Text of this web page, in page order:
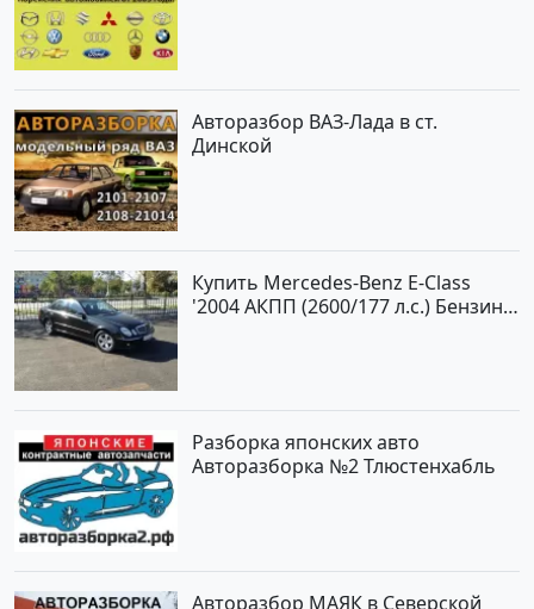
Авторазбор ВАЗ-Лада в ст.
Динской
Купить Mercedes-Benz E-Class
'2004 АКПП (2600/177 л.с.) Бензин
Разборка японских авто
Авторазборка №2 Тлюстенхабль
Авторазбор МАЯК в Северской